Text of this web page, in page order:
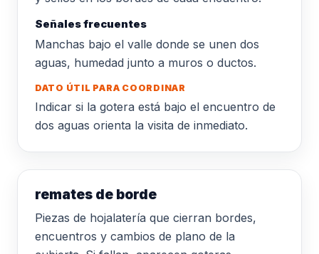
Señales frecuentes
Manchas bajo el valle donde se unen dos
aguas, humedad junto a muros o ductos.
DATO ÚTIL PARA COORDINAR
Indicar si la gotera está bajo el encuentro de
dos aguas orienta la visita de inmediato.
remates de borde
Piezas de hojalatería que cierran bordes,
encuentros y cambios de plano de la